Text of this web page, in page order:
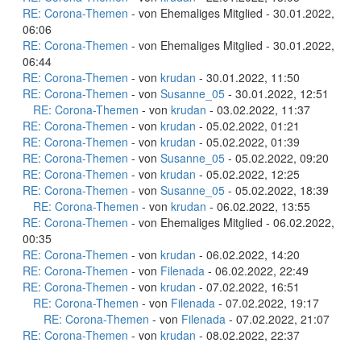
RE: Corona-Themen - von Ehemaliges Mitglied - 30.01.2022,
06:06
RE: Corona-Themen - von Ehemaliges Mitglied - 30.01.2022,
06:44
RE: Corona-Themen - von krudan - 30.01.2022, 11:50
RE: Corona-Themen - von Susanne_05 - 30.01.2022, 12:51
RE: Corona-Themen - von krudan - 03.02.2022, 11:37
RE: Corona-Themen - von krudan - 05.02.2022, 01:21
RE: Corona-Themen - von krudan - 05.02.2022, 01:39
RE: Corona-Themen - von Susanne_05 - 05.02.2022, 09:20
RE: Corona-Themen - von krudan - 05.02.2022, 12:25
RE: Corona-Themen - von Susanne_05 - 05.02.2022, 18:39
RE: Corona-Themen - von krudan - 06.02.2022, 13:55
RE: Corona-Themen - von Ehemaliges Mitglied - 06.02.2022,
00:35
RE: Corona-Themen - von krudan - 06.02.2022, 14:20
RE: Corona-Themen - von Filenada - 06.02.2022, 22:49
RE: Corona-Themen - von krudan - 07.02.2022, 16:51
RE: Corona-Themen - von Filenada - 07.02.2022, 19:17
RE: Corona-Themen - von Filenada - 07.02.2022, 21:07
RE: Corona-Themen - von krudan - 08.02.2022, 22:37